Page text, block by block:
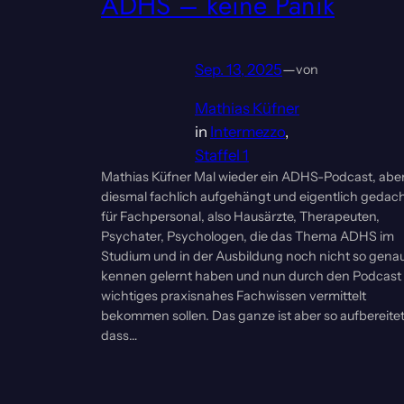
Sep. 13, 2025—von
Mathias Küfner
in Intermezzo
Staffel 1
Mathias Küfner Mal wieder ein ADHS-Podcast,
diesmal fachlich aufgehängt und eigentlich
für Fachpersonal, also Hausärzte, Therapeuten,
Psychater, Psychologen, die das Thema ADHS im
Studium und in der Ausbildung noch nicht so
kennen gelernt haben und nun durch den Podcast
wichtiges praxisnahes Fachwissen vermittelt
bekommen sollen. Das ganze ist aber so
dass…